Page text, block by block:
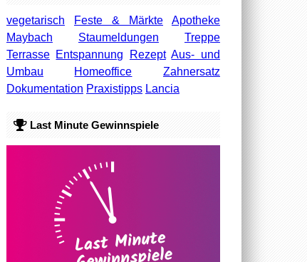
vegetarisch Feste & Märkte
Apotheke
Maybach
Staumeldungen
Treppe
Terrasse Entspannung Rezept Aus- und
Umbau
Homeoffice
Zahnersatz
Dokumentation Praxistipps Lancia
Last Minute Gewinnspiele